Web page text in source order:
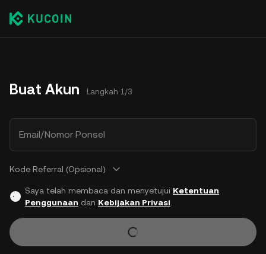
Buat Akun Langkah 1/3
Email/Nomor Ponsel
Kode Referral (Opsional)
Saya telah membaca dan menyetujui Ketentuan
Penggunaan dan Kebijakan Privasi